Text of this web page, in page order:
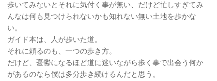
歩いてみないとそれに気付く事が無い、だけど忙しすぎてみ
んなは何も見つけられないかも知れない無い土地を歩かな
い。
ガイド本は、人が歩いた道。
それに頼るのも、一つの歩き方。
だけど、憂鬱になるほど道に迷いながら歩く事で出会う何か
があるのなら僕は多分歩き続けるんだと思う。